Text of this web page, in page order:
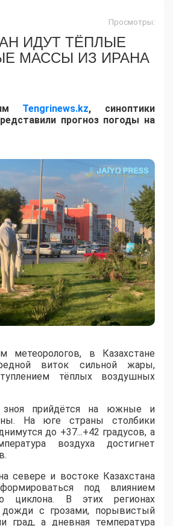
Просмотры:
ИДУТ ТЁПЛЫЕ
МАССЫ ИЗ ИРАНА
Tengrinews.kz, синоптики
прогноз погоды на
метеорологов, в Казахстане
виток сильной жары,
тёплых воздушных
зноя прийдётся на южные и
На юге страны столбики
до +37...+42 градусов, а
воздуха достигнет
севере и востоке Казахстана
под влиянием
циклона. В этих регионах
дожди с грозами, порывистый
град, а дневная температура